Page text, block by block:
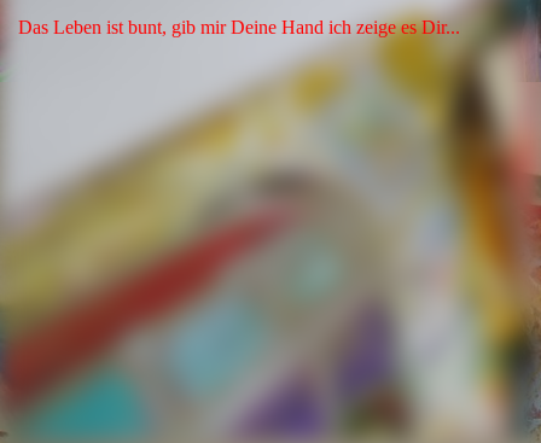
Das Leben ist bunt, gib mir Deine Hand ich zeige es Dir...